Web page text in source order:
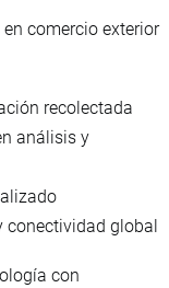
comercio exterior
recolectada
análisis y
conectividad global
con